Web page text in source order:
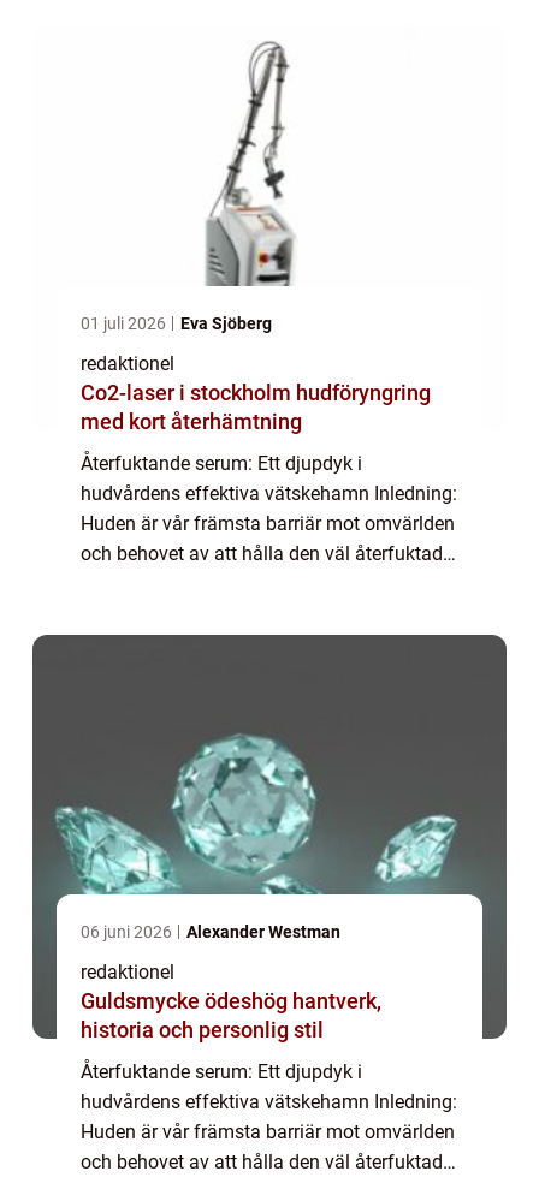
01 juli 2026 Eva Sjöberg
redaktionel
Co2-laser i stockholm hudföryngring
med kort återhämtning
Återfuktande serum: Ett djupdyk i
hudvårdens effektiva vätskehamn Inledning:
Huden är vår främsta barriär mot omvärlden
och behovet av att hålla den väl återfuktad
06 juni 2026 Alexander Westman
redaktionel
Guldsmycke ödeshög hantverk,
historia och personlig stil
Återfuktande serum: Ett djupdyk i
hudvårdens effektiva vätskehamn Inledning:
Huden är vår främsta barriär mot omvärlden
och behovet av att hålla den väl återfuktad